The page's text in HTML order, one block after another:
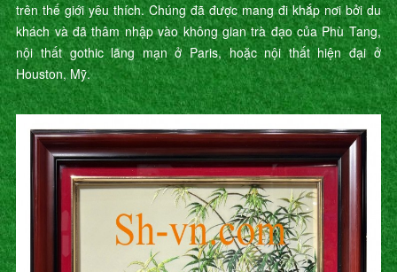
trên thế giới yêu thích. Chúng đã được mang đi khắp nơi bởi du
khách và đã thâm nhập vào không gian trà đạo của Phù Tang,
nội thất gothic lãng mạn ở Paris, hoặc nội thất hiện đại ở
Houston, Mỹ.